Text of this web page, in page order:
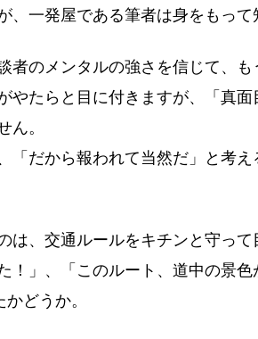
、一発屋である筆者は身をもって
者のメンタルの強さを信じて、も
やたらと目に付きますが、「真
ん。
「だから報われて当然だ」と考え
は、交通ルールをキチンと守っ
！」、「このルート、道中の景
どうか。